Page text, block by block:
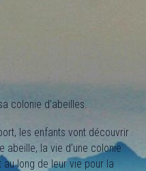
colonie d’abeilles.
les enfants vont découvrir
abeille, la vie d’une colonie
long de leur vie pour la